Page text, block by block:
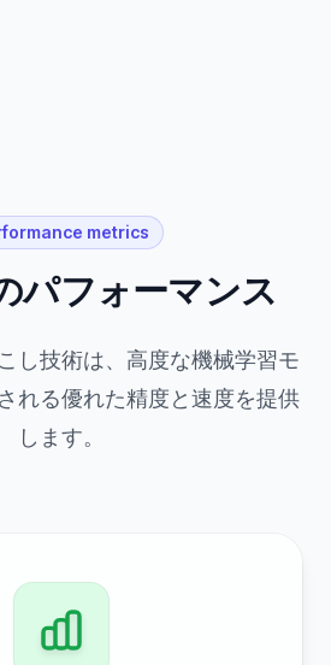
metrics
パフォーマンス
し技術は、高度な機械学習モ
れる優れた精度と速度を提供
します。